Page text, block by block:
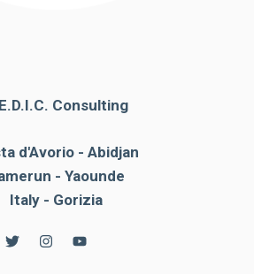
Consulting
d'Avorio - Abidjan
- Yaounde
Italy - Gorizia